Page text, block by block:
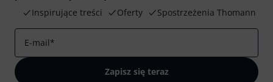
Inspirujące treści
Oferty Spostrzeżenia Thomann
E-mail*
Zapisz się teraz